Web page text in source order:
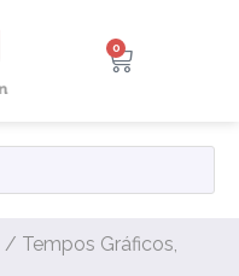
0
/ Tempos Gráficos,